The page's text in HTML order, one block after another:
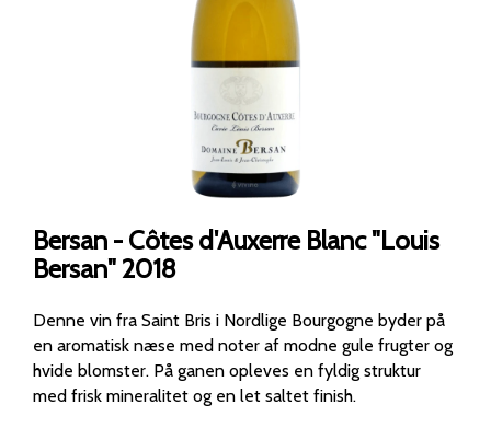
Bersan - Côtes d'Auxerre Blanc "Louis
Bersan" 2018
Denne vin fra Saint Bris i Nordlige Bourgogne byder på
en aromatisk næse med noter af modne gule frugter og
hvide blomster. På ganen opleves en fyldig struktur
med frisk mineralitet og en let saltet finish.